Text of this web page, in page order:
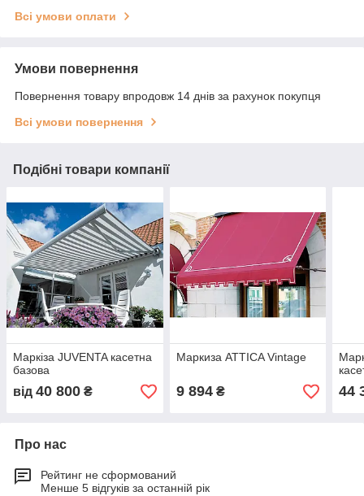
Всі умови оплати
Умови повернення
Повернення товару впродовж 14 днів за рахунок покупця
Всі умови повернення
Подібні товари компанії
Маркіза JUVENTA касетна
базова
від 40 800 ₴
Маркиза ATTICA Vintage
9 894₴ 44
Про нас
Рейтинг не сформований
Менше 5 відгуків за останній рік